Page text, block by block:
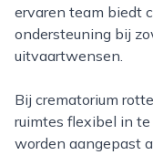
ervaren team biedt
ondersteuning bij
uitvaartwensen.
Bij crematorium rotterdam zijn de aula en ontvangst­
ruimtes flexibel in
worden aangepast